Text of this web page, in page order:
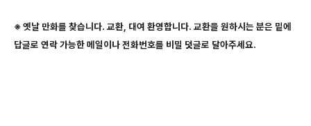
※ 옛날 만화를 찾습니다. 교환, 대여 환영합니다. 교환을 원하시는 분은 밑에
답글로 연락 가능한 메일이나 전화번호를 비밀 덧글로 달아주세요.